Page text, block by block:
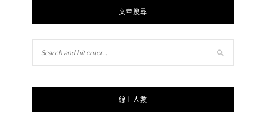
文章搜尋
線上人數